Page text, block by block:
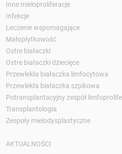
Inne mieloproliferacje
Infekcje
Leczenie wspomagające
Małopłytkowość
Ostre białaczki
Ostre białaczki dziecięce
Przewlekła białaczka limfocytowa
Przewlekła białaczka szpikowa
Potransplantacyjny zespół
Transplantologia
Zespoły mielodysplastyczne
AKTUALNOŚCI